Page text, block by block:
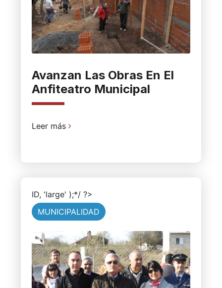
Avanzan Las Obras En El
Anfiteatro Municipal
Leer más
ID, 'large' );*/ ?>
MUNICIPALIDAD